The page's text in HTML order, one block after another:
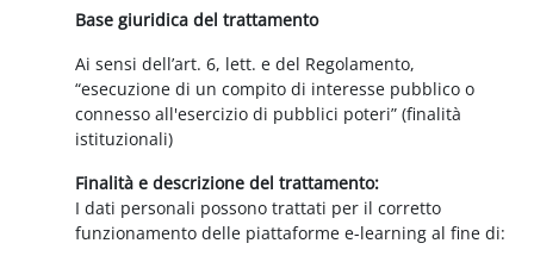
Base giuridica del trattamento
Ai sensi dell’art. 6, lett. e del Regolamento,
“esecuzione di un compito di interesse pubblico o
connesso all'esercizio di pubblici poteri” (finalità
istituzionali)
Finalità e descrizione del trattamento:
I dati personali possono trattati per il corretto
funzionamento delle piattaforme e-learning al fine di: